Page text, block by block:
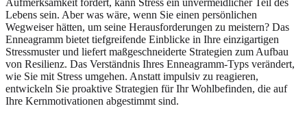
Lebens sein. Aber was wäre, wenn Sie einen persönlichen
Wegweiser hätten, um seine Herausforderungen zu meistern? Das
Enneagramm bietet tiefgreifende Einblicke in Ihre einzigartigen
Stressmuster und liefert maßgeschneiderte Strategien zum Aufbau
von Resilienz. Das Verständnis Ihres Enneagramm-Typs verändert,
wie Sie mit Stress umgehen. Anstatt impulsiv zu reagieren,
entwickeln Sie proaktive Strategien für Ihr Wohlbefinden, die auf
Ihre Kernmotivationen abgestimmt sind.